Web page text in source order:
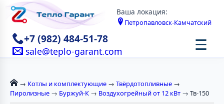
Ваша локация:
Петропавловск-Камчатский
+7 (982) 484-51-78
sale@teplo-garant.com ☰
→ Котлы и комплектующие → Твёрдотопливные →
Пиролизные → Буржуй-К → Воздухогрейный от 12 кВт → Тв-150